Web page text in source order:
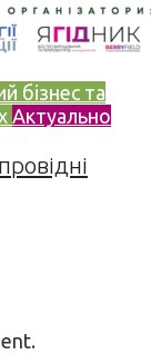
бізнес та
Актуально